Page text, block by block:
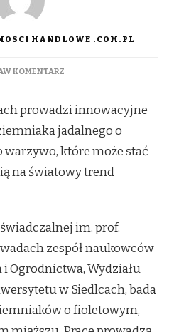
HANDLOWE .COM.PL
KOMENTARZDO
CZYLI
„SUPERFOODS”
PO
POLSKU
prowadzi innowacyjne
jadalnego o
które może stać
na światowy trend
im. prof.
zespół naukowców
Ogrodnictwa, Wydziału
w Siedlcach, bada
o fioletowym,